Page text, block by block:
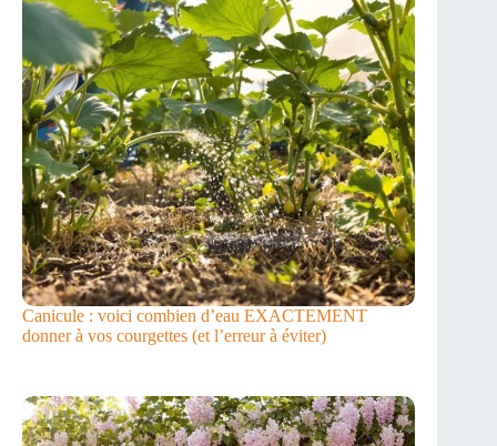
Canicule : voici combien d’eau EXACTEMENT
donner à vos courgettes (et l’erreur à éviter)